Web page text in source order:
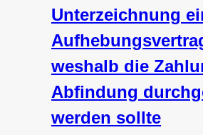
Unterzeichnung
weshalb die
Abfindung
werden sollte